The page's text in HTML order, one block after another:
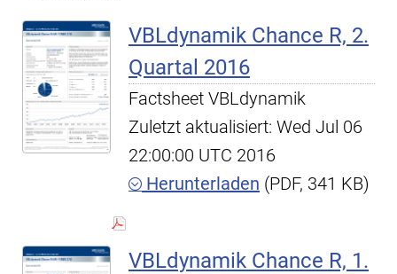
VBLdynamik Chance R, 2.
Quartal 2016
Factsheet VBLdynamik
Zuletzt aktualisiert: Wed Jul 06
22:00:00 UTC 2016
Herunterladen (PDF, 341 KB)
VBLdynamik Chance R, 1.